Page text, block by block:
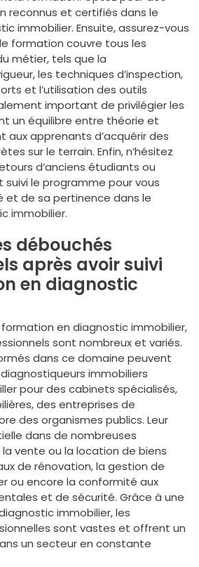
reconnus et certifiés dans le
immobilier. Ensuite, assurez-vous
formation couvre tous les
métier, tels que la
les techniques d’inspection,
et l’utilisation des outils
important de privilégier les
un équilibre entre théorie et
apprenants d’acquérir des
sur le terrain. Enfin, n’hésitez
d’anciens étudiants ou
le programme pour vous
et de sa pertinence dans le
immobilier.
débouchés
après avoir suivi
en diagnostic
formation en diagnostic immobilier,
sont nombreux et variés.
dans ce domaine peuvent
immobiliers
pour des cabinets spécialisés,
des entreprises de
des organismes publics. Leur
dans de nombreuses
vente ou la location de biens
de rénovation, la gestion de
ou encore la conformité aux
et de sécurité. Grâce à une
immobilier, les
sont vastes et offrent un
un secteur en constante